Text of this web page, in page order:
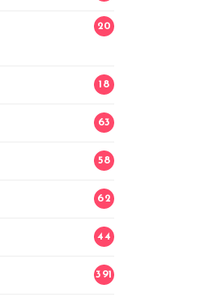
20
18
63
58
62
44
391